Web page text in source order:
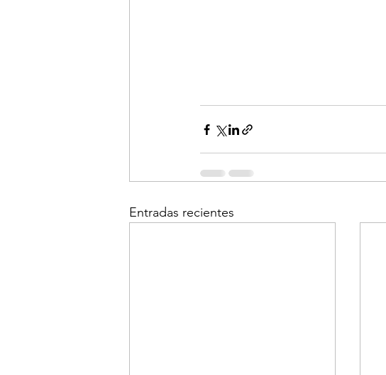
Entradas recientes